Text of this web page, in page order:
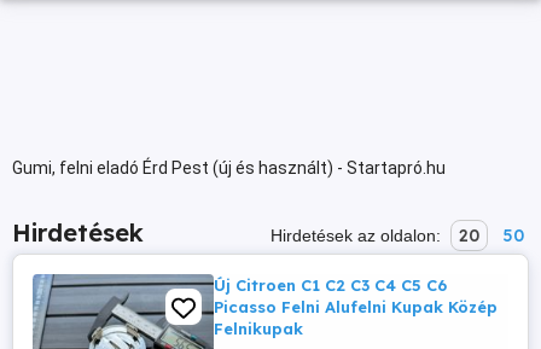
Gumi, felni eladó Érd Pest (új és használt) - Startapró.hu
Hirdetések Hirdetések az oldalon: 20 50
Új Citroen C1 C2 C3 C4 C5 C6
Picasso Felni Alufelni Kupak Közép
Felnikupak